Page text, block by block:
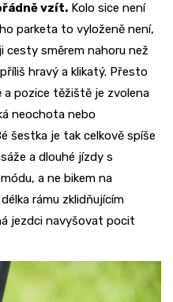
vzít. Kolo sice není
parketa to vyloženě není,
cesty směrem nahoru než
hravý a klikatý. Přesto
pozice těžiště je zvolena
neochota nebo
šestka je tak celkově spíše
a dlouhé jízdy s
a ne bikem na
rámu zklidňujícím
jezdci navyšovat pocit